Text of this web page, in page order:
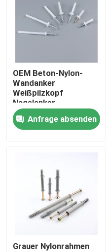
Fabrik Tour
Qualitätskontrolle
Referenzen
Naylon-Wandanker
Naylon-Ankerstecker
OEM Beton-Nylon-
Wandanker
Weißpilzkopf
Nagelanker
Anfrage absenden
Grauer Nylonrahmen